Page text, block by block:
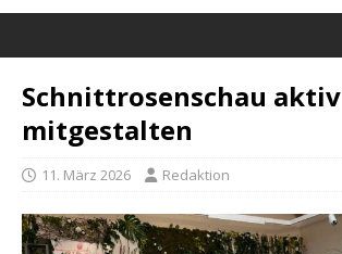
Schnittrosenschau aktiv
mitgestalten
11. März 2026 Redaktion